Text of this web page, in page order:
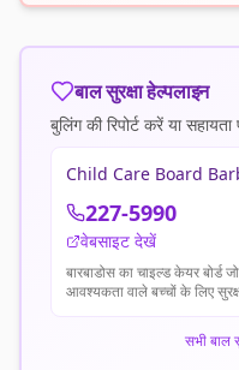
बाल सुरक्षा हेल्पलाइन
बुलिंग की रिपोर्ट करें या सहायता
Child Care Board
227-5990
वेबसाइट देखें
बारबाडोस का चाइल्ड केयर बोर्ड
आवश्यकता वाले बच्चों के लिए
सभी बाल